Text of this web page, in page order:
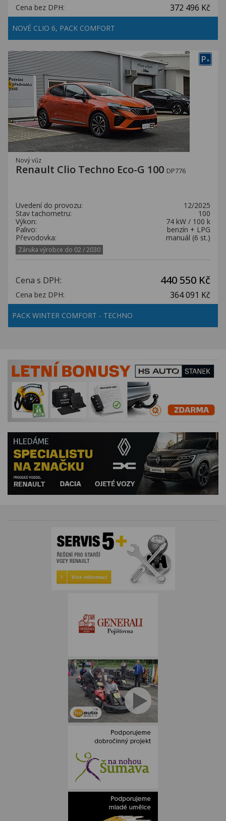
Cena bez DPH: 372 496 Kč
NOVÉ CLIO 6, PACK COMFORT
P+
Nový vůz
Renault Clio Techno Eco-G 100 DP776
Uvedení do provozu:
12/2025
Stav tachometru:
100
Výkon:
74 kW / 100 k
Palivo:
benzín + LPG
Převodovka:
manuál (6 st.)
Záruka výrobce do 02 / 2030
Cena s DPH: 440 550 Kč
Cena bez DPH: 364 091 Kč
PACK WINTER COMFORT - TECHNO